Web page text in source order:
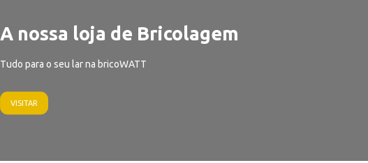
A nossa loja de Bricolagem
Tudo para o seu lar na bricoWATT
VISITAR